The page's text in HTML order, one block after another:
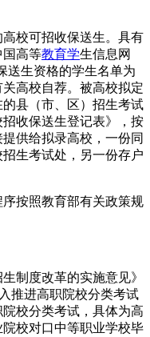
校可招收保送生。具有
国高等教育学生信息网
送生资格的学生名单为
高校自荐。被高校拟定
县（市、区）招生考试
收保送生登记表》，按
供给拟录高校，一份同
生考试处，另一份存户
按照教育部有关政策规
制度改革的实施意见》
推进高职院校分类考试
校分类考试，具体为高
校对口中等职业学校毕